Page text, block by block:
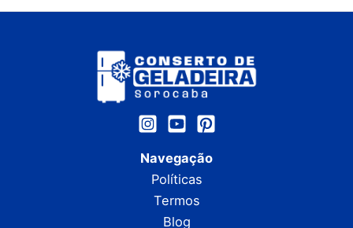
Navegação
Políticas
Termos
Blog